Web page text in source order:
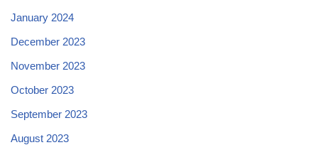
January 2024
December 2023
November 2023
October 2023
September 2023
August 2023